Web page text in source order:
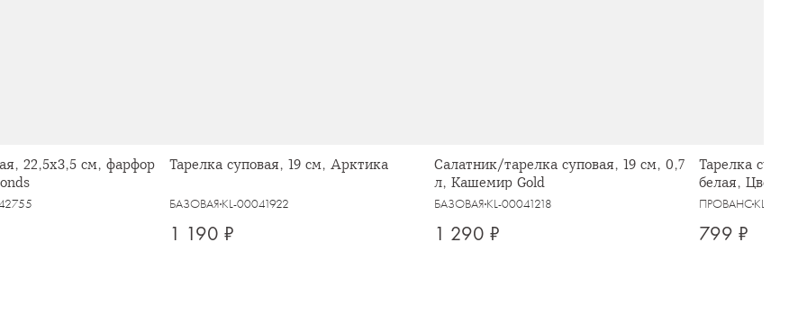
22,5х3,5 см, фарфор
Тарелка суповая, 19 см, Арктика
БАЗОВАЯ KL-00041922
1 190 ₽
Салатник/тарелка суповая, 19 см, 0,7
л, Кашемир Gold
БАЗОВАЯ KL-00041218
1 290 ₽
Тарелка
белая, Цветы,
ПРОВАНСKL-
799 ₽